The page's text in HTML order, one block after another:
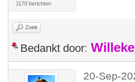
1170 berichten
Zoek
Bedankt door:
20-Sep-